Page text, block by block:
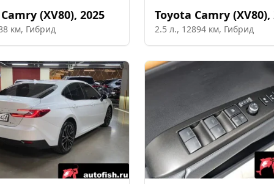
Camry (XV80), 2025
км, Гибрид
Toyota Camry (XV80),
2.5 л., 12894 км, Гибрид